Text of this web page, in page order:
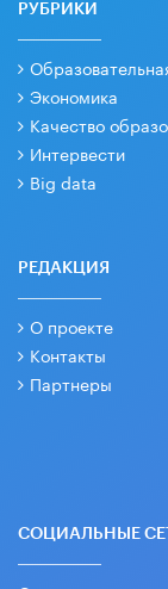
РУБРИКИ
Экономика
Качество
Интервести
Big data
РЕДАКЦИЯ
О проекте
Контакты
Партнеры
СОЦИАЛЬНЫЕ